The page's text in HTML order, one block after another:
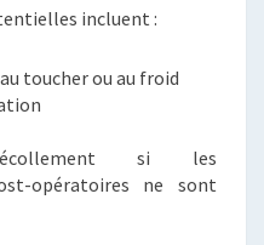
incluent :
toucher ou au froid
si les
opératoires ne sont